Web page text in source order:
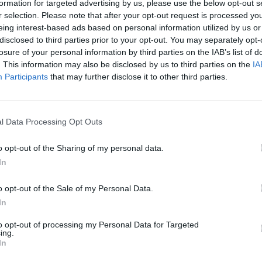
for targeted advertising by us, please use the below opt-out
selection. Please note that after your opt-out request is processed
interest-based ads based on personal information utilized by us
to third parties prior to your opt-out. You may separately
of your personal information by third parties on the IAB’s list of
This information may also be disclosed by us to third parties on the
Participants that may further disclose it to other third parties.
Data Processing Opt Outs
opt-out of the Sharing of my personal data.
opt-out of the Sale of my Personal Data.
opt-out of processing my Personal Data for Targeted
aufgetreten. Irgendetwas funktioniert nicht
Ordnervar/logsund suchen Sie die zugehörige
Skriptausführung wurde gestoppt, weil
Fehlermeldung wird aus
und findet sich in der aktuellen Log-
nicht verstehen oder nicht wissen, wie das
Supportseite.